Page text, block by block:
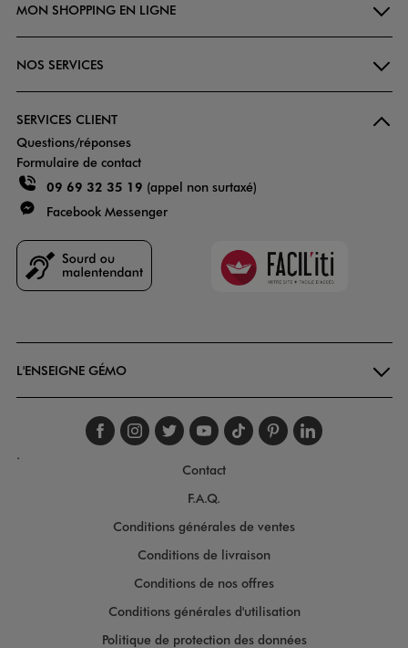
MON SHOPPING EN LIGNE
NOS SERVICES
SERVICES CLIENT
Questions/réponses
Formulaire de contact
09 69 32 35 19 (appel non surtaxé)
Facebook Messenger
Faciliti
L'ENSEIGNE GÉMO
Suivez-nous sur
Suivez-nous sur
Suivez-nous sur
Suivez-nous
Suivez-nous
Suivez-
.
Contact
F.A.Q.
Conditions générales de ventes
Conditions de livraison
Conditions de nos offres
Conditions générales d'utilisation
Politique de protection des données